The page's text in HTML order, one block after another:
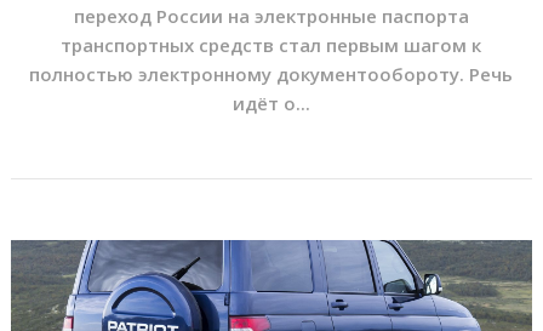
переход России на электронные паспорта
транспортных средств стал первым шагом к
полностью электронному документообороту. Речь
идёт о...